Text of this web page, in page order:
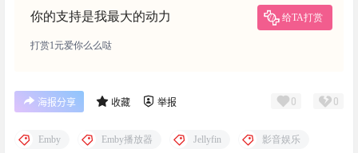
你的支持是我最大的动力 给TA打赏
打赏1元爱你么么哒
海报分享 收藏 举报 0 0
Emby Emby播放器 Jellyfin 影音娱乐